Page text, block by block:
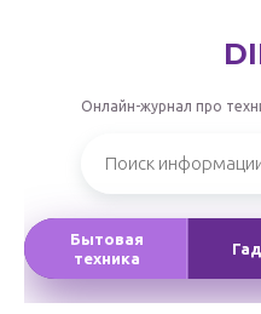
Онлайн-журнал про
Бытовая
техника